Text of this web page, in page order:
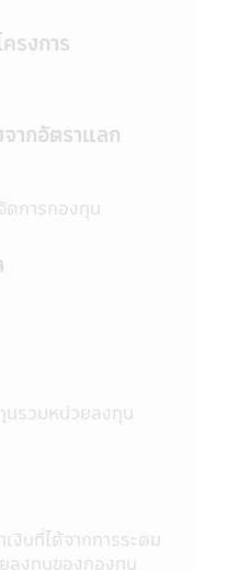
งทุนเพื่อบริษัท
ารถขอดูข้อมูลได้ที่
ขายที่ได้รับการแต่ง
และสำนักงานคณะ
งทุนกระจุกตัวใน
กรรมหนึ่งหรือ
งทุนควรศึกษาข้อมูล
อนตัดสินใจลงทุน
ปกติ ผู้ลงทุนอาจไม่
วยลงทุนภายในระยะ
ามารถขายคืนหน่วย
อาจได้รับชำระเงิน
มที่สำนักงานคณะ
งทุนอาจไม่สามารถ
ข้อมูลที่อาจมีผลต่อ
รทำธุรกรรมกับ
Person) และ
กำหนดใน
รงการ
ากอัตราแลก
การกองทุน
นรวมหน่วยลงทุน
งินที่ได้จากการระดม
ลงทุนของกองทุน